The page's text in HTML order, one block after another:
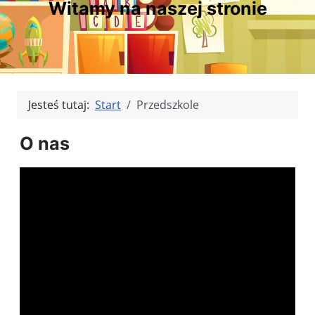
Witamy na naszej stronie
Jesteś tutaj: Start Przedszkole
O nas